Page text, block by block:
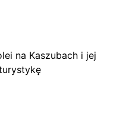
na Kaszubach i jej